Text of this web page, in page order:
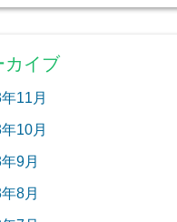
カイブ
11月
10月
9月
8月